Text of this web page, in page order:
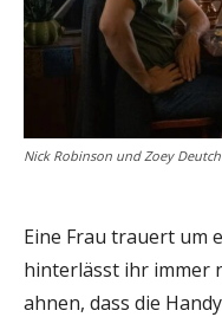
Nick Robinson und Zoey
Eine Frau trauert um
hinterlässt ihr immer
ahnen, dass die